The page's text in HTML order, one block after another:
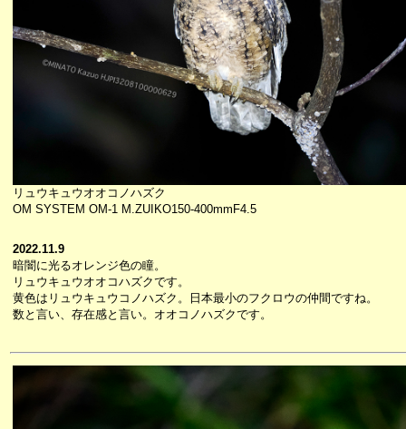
リュウキュウオオコノハズク
OM SYSTEM OM-1 M.ZUIKO150-400mmF4.5
2022.11.9
暗闇に光るオレンジ色の瞳。
リュウキュウオオコハズクです。
黄色はリュウキュウコノハズク。日本最小のフクロウの仲間ですね。
数と言い、存在感と言い。オオコノハズクです。